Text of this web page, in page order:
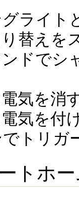
ライト
替えを
ドでシ
気を消
気を付
トリガ
トホー